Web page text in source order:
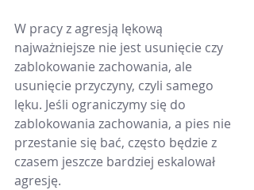
W pracy z agresją lękową
najważniejsze nie jest usunięcie czy
zablokowanie zachowania, ale
usunięcie przyczyny, czyli samego
lęku. Jeśli ograniczymy się do
zablokowania zachowania, a pies nie
przestanie się bać, często będzie z
czasem jeszcze bardziej eskalował
agresję.